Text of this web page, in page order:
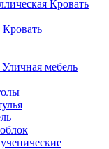
Кровать
Кровать
Уличная мебель